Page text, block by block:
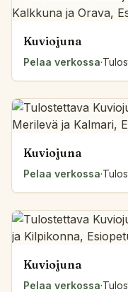
Kuviojuna
Pelaa verkossa·
Kuviojuna
Pelaa verkossa·
Kuviojuna
Pelaa verkossa·